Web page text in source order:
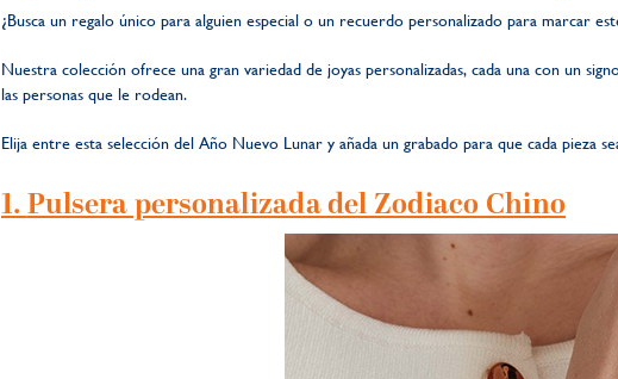
¿Busca un regalo único para alguien especial o un recuerdo personalizado para marcar
Nuestra colección ofrece una gran variedad de joyas personalizadas, cada una con un
las personas que le rodean.
Elija entre esta selección del Año Nuevo Lunar y añada un grabado para que cada pieza
1.Pulsera personalizada del Zodiaco Chino